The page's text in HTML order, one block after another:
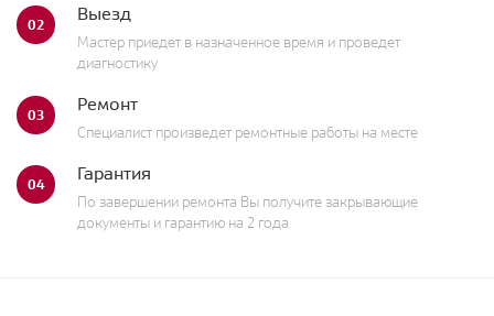
02 Выезд
Мастер приедет в назначенное время и проведет
диагностику
03 Ремонт
Специалист произведет ремонтные работы на месте
04 Гарантия
По завершении ремонта Вы получите закрывающие
документы и гарантию на 2 года